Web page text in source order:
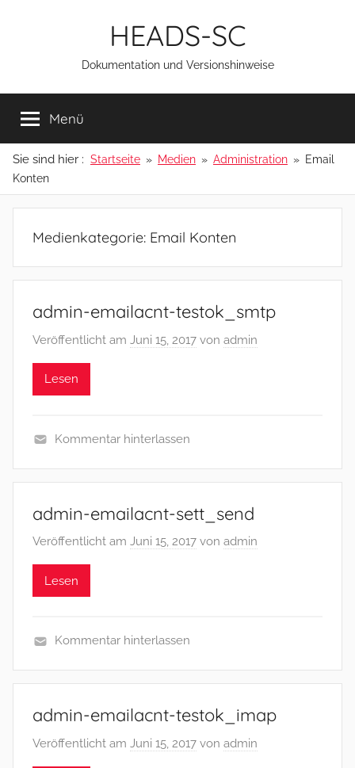
HEADS-SC
Dokumentation und Versionshinweise
Menü
Sie sind hier : Startseite Medien Administration
Email
Konten
Medienkategorie: Email Konten
admin-emailacnt-testok_smtp
Veröffentlicht am Juni 15, 2017 von admin
Lesen
Kommentar hinterlassen
admin-emailacnt-sett_send
Veröffentlicht am Juni 15, 2017 von admin
Lesen
Kommentar hinterlassen
admin-emailacnt-testok_imap
Veröffentlicht am Juni 15, 2017 von admin